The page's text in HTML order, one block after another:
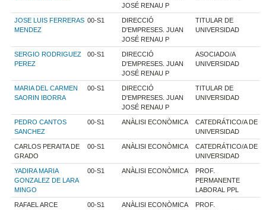
JOSÉ RENAU P
JOSE LUIS FERRERAS
MENDEZ
00-S1
DIRECCIÓ
D'EMPRESES. JUAN
JOSÉ RENAU P
TITULAR DE
UNIVERSIDAD
SERGIO RODRIGUEZ
PEREZ
00-S1
DIRECCIÓ
D'EMPRESES. JUAN
JOSÉ RENAU P
ASOCIADO/A
UNIVERSIDAD
MARIA DEL CARMEN
SAORIN IBORRA
00-S1
DIRECCIÓ
D'EMPRESES. JUAN
JOSÉ RENAU P
TITULAR DE
UNIVERSIDAD
PEDRO CANTOS
SANCHEZ
00-S1 ANÀLISI ECONÒMICA
CATEDRÁTICO/A DE
UNIVERSIDAD
CARLOS PERAITA DE
GRADO
00-S1 ANÀLISI ECONÒMICA
CATEDRÁTICO/A DE
UNIVERSIDAD
YADIRA MARIA
GONZALEZ DE LARA
MINGO
00-S1 ANÀLISI ECONÒMICA
PROF.
PERMANENTE
LABORAL PPL
RAFAEL ARCE
00-S1 ANÀLISI ECONÒMICA
PROF.